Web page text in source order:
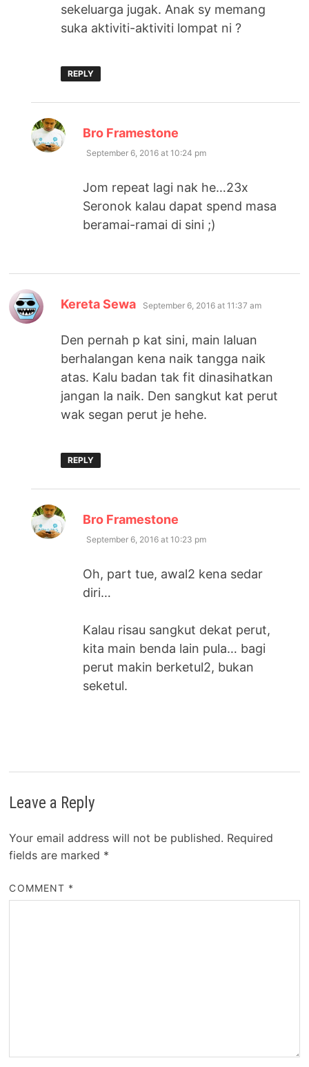
sekeluarga jugak. Anak sy memang
suka aktiviti-aktiviti lompat ni ?
REPLY
Bro Framestone
September 6, 2016 at 10:24 pm
Jom repeat lagi nak he…23x
Seronok kalau dapat spend masa
beramai-ramai di sini ;)
Kereta Sewa says:
September 6, 2016 at 11:37 am
Den pernah p kat sini, main laluan
berhalangan kena naik tangga naik
atas. Kalu badan tak fit dinasihatkan
jangan la naik. Den sangkut kat perut
wak segan perut je hehe.
REPLY
Bro Framestone
September 6, 2016 at 10:23 pm
Oh, part tue, awal2 kena sedar
diri…
Kalau risau sangkut dekat perut,
kita main benda lain pula… bagi
perut makin berketul2, bukan
seketul.
Leave a Reply
Your email address will not be published. Required
fields are marked *
COMMENT *